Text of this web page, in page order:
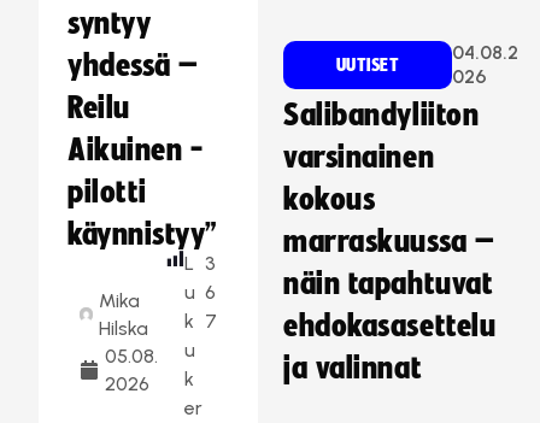
syntyy
yhdessä –
Reilu
Aikuinen -
pilotti
käynnistyy”
Mika
Hilska
05.08.
2026
L
u
k
u
k
er
3
6
7
UUTISET
04.08.2
026
Salibandyliiton
varsinainen
kokous
marraskuussa –
näin tapahtuvat
ehdokasasettelu
ja valinnat